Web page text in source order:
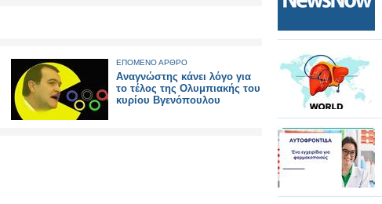
ΕΠΟΜΕΝΟ ΑΡΘΡΟ
Αναγνώστης κάνει λόγο για
το τέλος της Ολυμπιακής του
κυρίου Βγενόπουλου